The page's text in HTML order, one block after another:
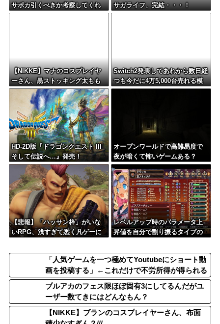
サポカ引くべきか考察してくれ
るツールない？
サガライフ、完結・・・！
【NIKKE】マナのコスプレイヤ
ーさん、黒ストッキング太もも
がえちえちィ！
Switch2発表してあれから数日経
つも今だに4万5,000台売れる模
様・・・・・・
HD-2D版『ドラゴンクエスト III
そして伝説へ…』発売！
オープンワールドで高難易度で
夜が暗くて怖いゲームある？
【悲報】「ハッサン枠」がいな
いRPG、浅すぎて悉く凡ゲーに
レベルアップ時のパラメータ上
昇値を自分で割り振るタイプの
「人気ゲームを一つ極めてYoutubeにショート動
画を投稿する」←これだけで不労所得が得られる
ブルアカのフェス限ほぼ固有3にしてるんだがユ
ーザー数てきにはどんなもん？
【NIKKE】ブランのコスプレイヤーさん、布面